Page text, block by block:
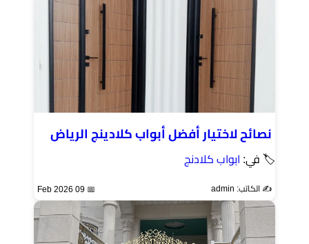
نصائح لاختيار أفضل أبواب كلادينج الرياض
🏷 في: ابواب كلادنج
✍️ الكاتب: admin 📅 09 Feb 2026